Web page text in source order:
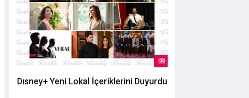
Dısney+ Yeni Lokal İçeriklerini Duyurdu